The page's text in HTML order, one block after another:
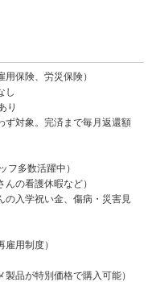
保険、労災保険）
し
り
対象。完済まで毎月返還額
多数活躍中）
の看護休暇など）
入学祝い金、傷病・災害見
用制度）
品が特別価格で購入可能）